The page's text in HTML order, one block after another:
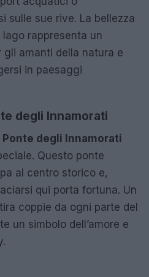
sulle sue rive. La bellezza
rappresenta un
amanti della natura e
in paesaggi
degli Innamorati
Ponte degli Innamorati
Questo ponte
al centro storico e,
qui porta fortuna. Un
coppie da ogni parte del
un simbolo dell’amore e